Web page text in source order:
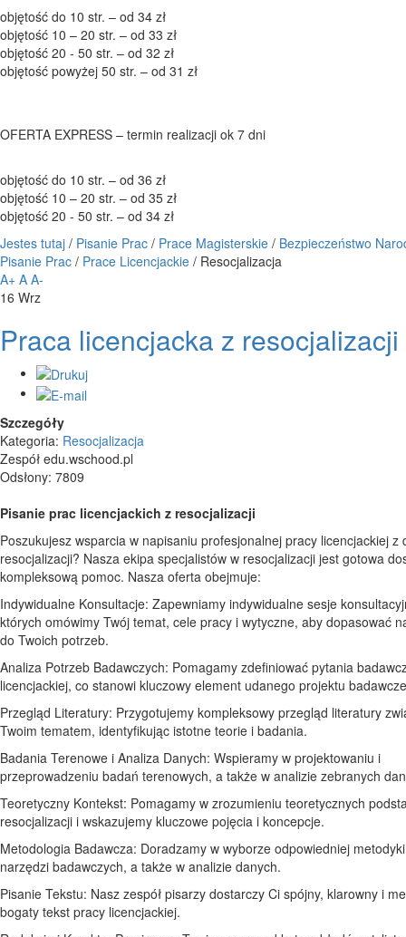
objętość do 10 str. – od 34 zł
objętość 10 – 20 str. – od 33 zł
objętość 20 - 50 str. – od 32 zł
objętość powyżej 50 str. – od 31 zł
OFERTA EXPRESS – termin realizacji ok 7 dni
objętość do 10 str. – od 36 zł
objętość 10 – 20 str. – od 35 zł
objętość 20 - 50 str. – od 34 zł
Jestes tutaj / Pisanie Prac / Prace Magisterskie / Bezpieczeństwo
Pisanie Prac / Prace Licencjackie / Resocjalizacja
A+ A A-
16 Wrz
Praca licencjacka z resocjalizacji
Szczegóły
Kategoria: Resocjalizacja
Zespół edu.wschood.pl
Odsłony: 7809
Pisanie prac licencjackich z resocjalizacji
Poszukujesz wsparcia w napisaniu profesjonalnej pracy licencjackiej z
resocjalizacji? Nasza ekipa specjalistów w resocjalizacji jest gotowa
kompleksową pomoc. Nasza oferta obejmuje:
Indywidualne Konsultacje: Zapewniamy indywidualne sesje
których omówimy Twój temat, cele pracy i wytyczne, aby dopasować
do Twoich potrzeb.
Analiza Potrzeb Badawczych: Pomagamy zdefiniować pytania
licencjackiej, co stanowi kluczowy element udanego projektu
Przegląd Literatury: Przygotujemy kompleksowy przegląd literatury
Twoim tematem, identyfikując istotne teorie i badania.
Badania Terenowe i Analiza Danych: Wspieramy w projektowaniu i
przeprowadzeniu badań terenowych, a także w analizie zebranych
Teoretyczny Kontekst: Pomagamy w zrozumieniu teoretycznych
resocjalizacji i wskazujemy kluczowe pojęcia i koncepcje.
Metodologia Badawcza: Doradzamy w wyborze odpowiedniej
narzędzi badawczych, a także w analizie danych.
Pisanie Tekstu: Nasz zespół pisarzy dostarczy Ci spójny, klarowny i
bogaty tekst pracy licencjackiej.